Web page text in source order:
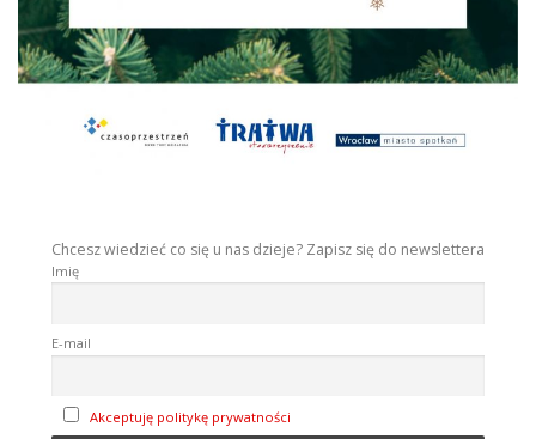
Chcesz wiedzieć co się u nas dzieje? Zapisz się do newslettera
Imię
E-mail
Akceptuję politykę prywatności